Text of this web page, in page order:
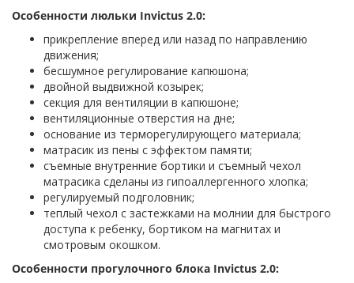
Особенности люльки Invictus 2.0:
прикрепление вперед или назад по направлению
движения;
бесшумное регулирование капюшона;
двойной выдвижной козырек;
секция для вентиляции в капюшоне;
вентиляционные отверстия на дне;
основание из терморегулирующего материала;
матрасик из пены с эффектом памяти;
съемные внутренние бортики и съемный чехол
матрасика сделаны из гипоаллергенного хлопка;
регулируемый подголовник;
теплый чехол с застежками на молнии для быстрого
доступа к ребенку, бортиком на магнитах и
смотровым окошком.
Особенности прогулочного блока Invictus 2.0: